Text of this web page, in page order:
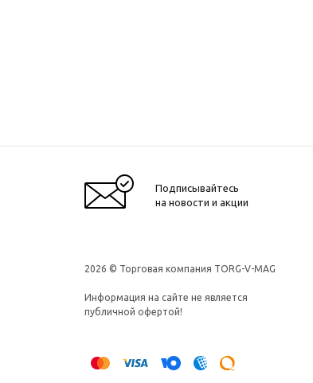
Подписывайтесь
на новости и акции
2026 © Торговая компания TORG-V-MAG
Информация на сайте не является
публичной офертой!